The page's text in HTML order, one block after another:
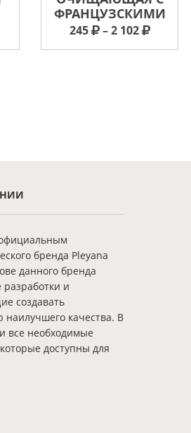
ФРАНЦУЗСКИМИ
245 – 2 102
бренда Pleyana
данного бренда
и
создавать
наилучшего качества. В
все необходимые
доступны для